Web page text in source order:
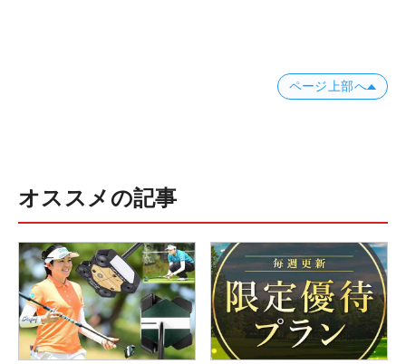
ページ上部へ
オススメの記事